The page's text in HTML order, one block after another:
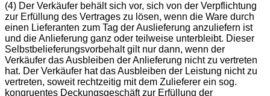
(4) Der Verkäufer behält sich vor, sich von der Verpflichtung
zur Erfüllung des Vertrages zu lösen, wenn die Ware durch
einen Lieferanten zum Tag der Auslieferung anzuliefern ist
und die Anlieferung ganz oder teilweise unterbleibt. Dieser
Selbstbelieferungsvorbehalt gilt nur dann, wenn der
Verkäufer das Ausbleiben der Anlieferung nicht zu vertreten
hat. Der Verkäufer hat das Ausbleiben der Leistung nicht zu
vertreten, soweit rechtzeitig mit dem Zulieferer ein sog.
kongruentes Deckungsgeschäft zur Erfüllung der